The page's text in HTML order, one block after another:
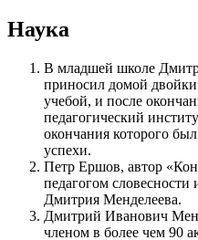
Наука
В младшей школе
приносил домой
учебой, и после
педагогический
окончания которого
успехи.
Петр Ершов, автор
педагогом
Дмитрия Менделеева.
Дмитрий Иванович
членом в более чем 90